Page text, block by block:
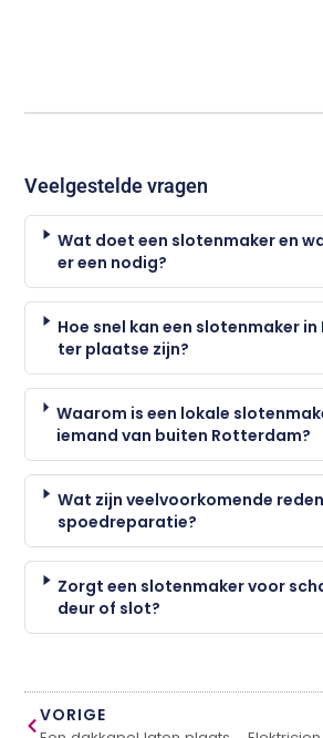
Veelgestelde vragen
Wat doet een slotenmaker en
er een nodig?
Hoe snel kan een slotenmaker
ter plaatse zijn?
Waarom is een lokale
iemand van buiten Rotterdam?
Wat zijn veelvoorkomende
spoedreparatie?
Zorgt een slotenmaker voor
deur of slot?
VORIGE